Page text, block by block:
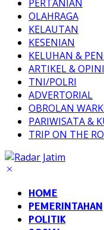
PERTANIAN
OLAHRAGA
KELAUTAN
KESENIAN
KELUHAN &
ARTIKEL & OPINI
TNI/POLRI
ADVERTORIAL
OBROLAN
PARIWISATA &
TRIP ON THE
HOME
PEMERINTAHAN
POLITIK